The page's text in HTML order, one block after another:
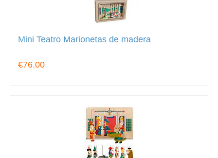
Mini Teatro Marionetas de madera
€76.00